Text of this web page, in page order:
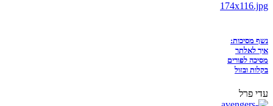
נשף מסיכות:
איך לאלתר
מסיכה לפורים
בקלות ובזול
עדי פרל